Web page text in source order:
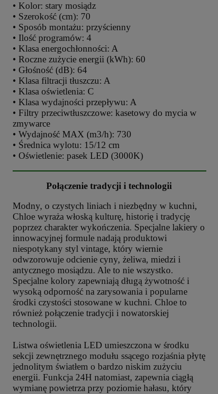
• Kolor: stary mosiądz
• Szerokość (cm): 70
• Sposób montażu: przyścienny
• Ilość programów: 4
• Klasa energochłonności: A
• Roczne zużycie energii (kWh): 60
• Głośność (dB): 64
• Klasa filtracji tłuszczu: A
• Klasa oświetlenia: C
• Klasa wydajności przepływu: A
• Filtry przeciwtłuszczowe: kasetowy do mycia w
zmywarce
• Wydajność MAX (m3/h): 730
• Średnica wylotu: 15/12 cm
• Oświetlenie: pasek LED (3000K)
Połączenie tradycji i technologii
Modny, o czystych liniach i niezbędny w kuchni,
Chloe wyraża włoską kulturę, historię i tradycję
poprzez charakter wykończenia. Specjalne lakiery o
innowacyjnej formule nadają produktowi
niespotykany styl vintage, który wiernie
odwzorowuje odcienie cyny, żeliwa, miedzi i
antycznego mosiądzu. Ale to nie wszystko.
Specjalne kolory zapewniają długą żywotność i
wysoką odporność na zarysowania i popularne
środki czystości stosowane w kuchni. Chloe to
również połączenie tradycji i nowatorskiej
technologii.
Listwa oświetlenia LED umieszczona w środku
sekcji zewnętrznego modułu ssącego rozjaśnia płytę
jednolitym światłem o bardzo niskim zużyciu
energii. Funkcja 24H natomiast, zapewnia ciągłą
wymianę powietrza przy poziomie hałasu, który